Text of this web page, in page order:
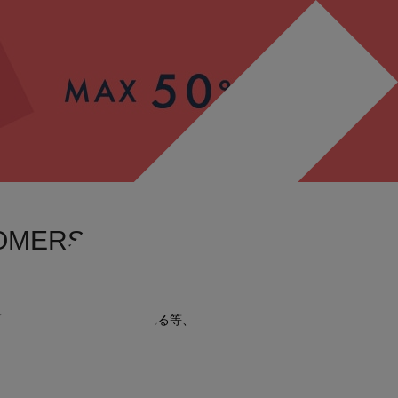
、住所の入力が保存される等、
です。
ざいます。